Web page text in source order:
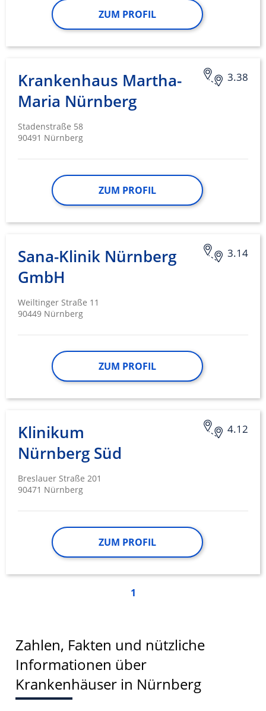
ZUM PROFIL
3.38
Krankenhaus Martha-
Maria Nürnberg
Stadenstraße 58
90491 Nürnberg
ZUM PROFIL
3.14
Sana-Klinik Nürnberg
GmbH
Weiltinger Straße 11
90449 Nürnberg
ZUM PROFIL
4.12
Klinikum
Nürnberg Süd
Breslauer Straße 201
90471 Nürnberg
ZUM PROFIL
1
Zahlen, Fakten und nützliche
Informationen über
Krankenhäuser in Nürnberg